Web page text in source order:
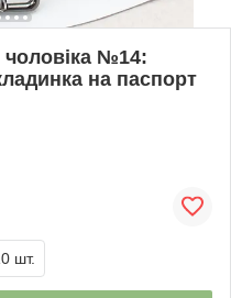
чоловіка №14:
на паспорт
шт.